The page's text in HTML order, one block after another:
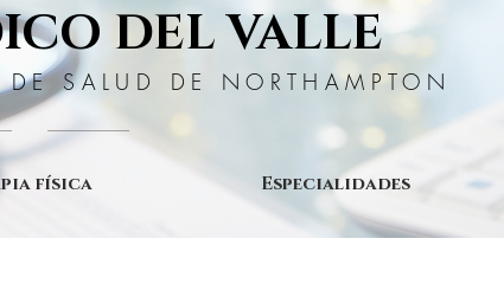
DEL VALLE
DE SALUD DE NORTHAMPTON
física Especialidades